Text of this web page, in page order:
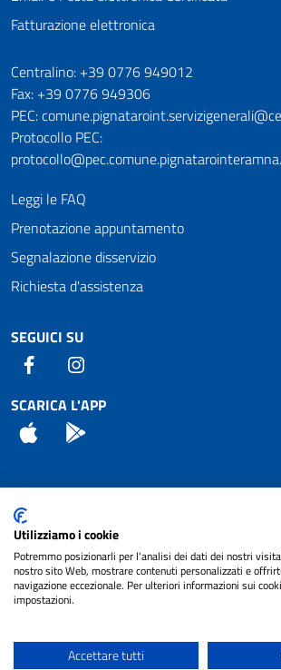
Fatturazione elettronica
Numeri utili
Centralino: +39 0776 949012
Fax: +39 0776 949306
PEC:
Protocollo PEC:
Leggi le FAQ
Prenotazione appuntamento
Segnalazione disservizio
Richiesta d'assistenza
SEGUICI SU
Facebook
SCARICA L'APP
App Store
Attuazione Misure PNRR
Piano di miglioramento del sito
Note legali
cura diNET SMART
Utilizziamo i cookie
Potremmo posizionarli per l'analisi dei dati dei nostri
nostro sito Web, mostrare contenuti personalizzati e
navigazione eccezionale. Per ulteriori informazioni sui
impostazioni.
Accettare tutti